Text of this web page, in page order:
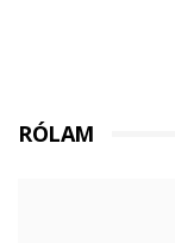
RÓLAM